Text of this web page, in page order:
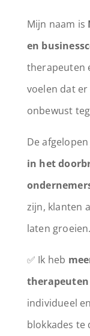
Mijn naam is
en
therapeuten
voelen dat
onbewust
De
in het
zijn, klanten
laten groeien.
✅ Ik heb
individueel
blokkades